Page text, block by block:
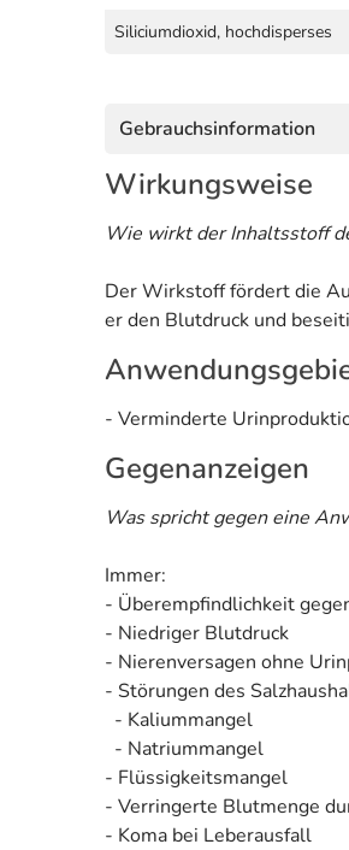
Siliciumdioxid, hochdisperses
Gebrauchsinformation
Wirkungsweise
Wie wirkt der Inhaltsstoff
Der Wirkstoff fördert die
er den Blutdruck und
- Verminderte
Gegenanzeigen
Was spricht gegen eine
Immer:
- Überempfindlichkeit
- Niedriger Blutdruck
- Nierenversagen ohne
- Störungen des
- Kaliummangel
- Natriummangel
- Flüssigkeitsmangel
- Verringerte Blutmenge
- Koma bei Leberausfall